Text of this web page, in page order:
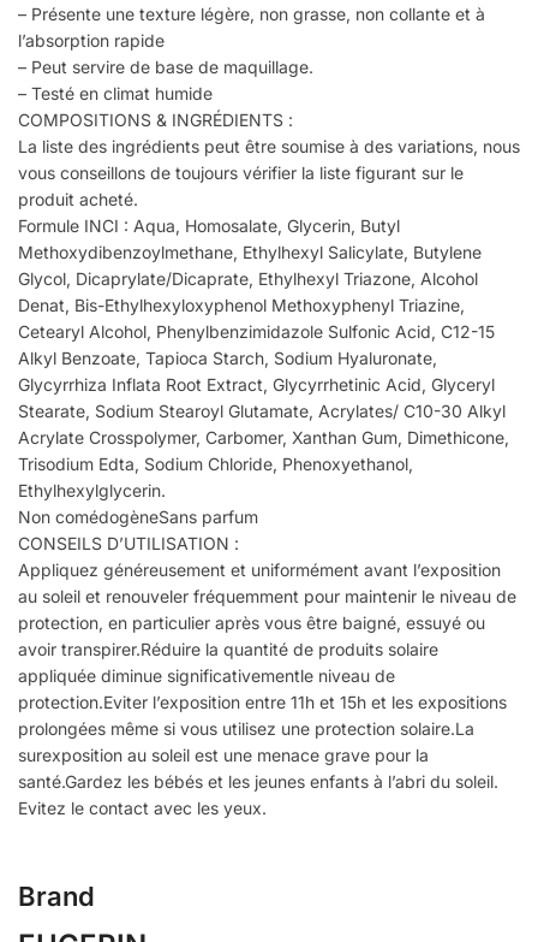
– Présente une texture légère, non grasse, non collante et à
l’absorption rapide
– Peut servire de base de maquillage.
– Testé en climat humide
COMPOSITIONS & INGRÉDIENTS :
La liste des ingrédients peut être soumise à des variations, nous
vous conseillons de toujours vérifier la liste figurant sur le
produit acheté.
Formule INCI : Aqua, Homosalate, Glycerin, Butyl
Methoxydibenzoylmethane, Ethylhexyl Salicylate, Butylene
Glycol, Dicaprylate/Dicaprate, Ethylhexyl Triazone, Alcohol
Denat, Bis-Ethylhexyloxyphenol Methoxyphenyl Triazine,
Cetearyl Alcohol, Phenylbenzimidazole Sulfonic Acid, C12-15
Alkyl Benzoate, Tapioca Starch, Sodium Hyaluronate,
Glycyrrhiza Inflata Root Extract, Glycyrrhetinic Acid, Glyceryl
Stearate, Sodium Stearoyl Glutamate, Acrylates/ C10-30 Alkyl
Acrylate Crosspolymer, Carbomer, Xanthan Gum, Dimethicone,
Trisodium Edta, Sodium Chloride, Phenoxyethanol,
Ethylhexylglycerin.
Non comédogèneSans parfum
CONSEILS D’UTILISATION :
Appliquez généreusement et uniformément avant l’exposition
au soleil et renouveler fréquemment pour maintenir le niveau de
protection, en particulier après vous être baigné, essuyé ou
avoir transpirer.Réduire la quantité de produits solaire
appliquée diminue significativementle niveau de
protection.Eviter l’exposition entre 11h et 15h et les expositions
prolongées même si vous utilisez une protection solaire.La
surexposition au soleil est une menace grave pour la
santé.Gardez les bébés et les jeunes enfants à l’abri du soleil.
Evitez le contact avec les yeux.
Brand